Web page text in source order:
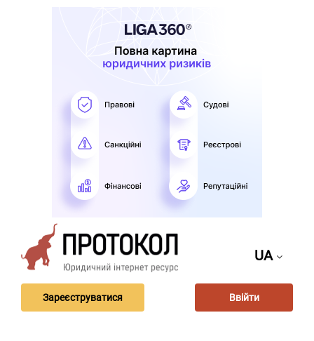
UA
Зареєструватися Ввійти